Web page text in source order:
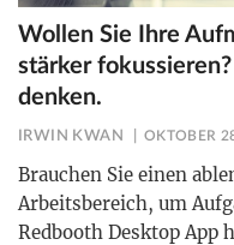
Wollen Sie Ihre
stärker
denken.
IRWIN KWAN OKTOBER
Brauchen Sie einen
Arbeitsbereich, um
Redbooth Desktop App